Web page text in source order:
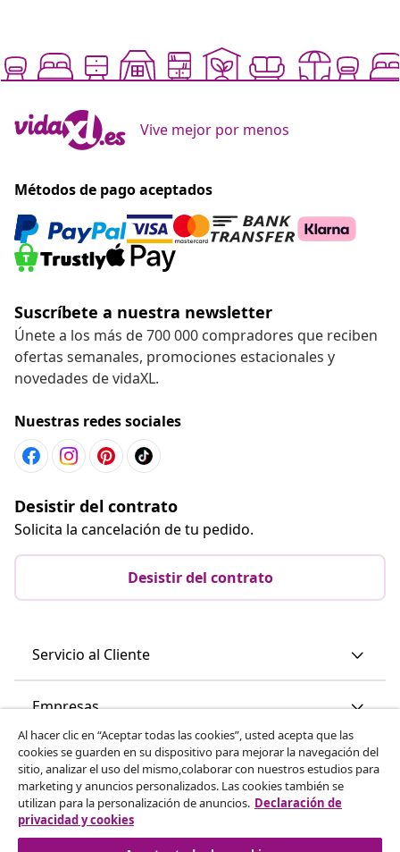
Vive mejor por menos
Métodos de pago aceptados
Suscríbete a nuestra newsletter
Únete a los más de 700 000 compradores que reciben
ofertas semanales, promociones estacionales y
novedades de vidaXL.
Nuestras redes sociales
Desistir del contrato
Solicita la cancelación de tu pedido.
Desistir del contrato
Servicio al Cliente
Empresas
vidaXL
Descubre mas
Al hacer clic en “Aceptar todas las cookies”, usted acepta que las
cookies se guarden en su dispositivo para mejorar la navegación del
sitio, analizar el uso del mismo,colaborar con nuestros estudios para
marketing y anuncios personalizados. Las cookies también se
utilizan para la personalización de anuncios. Declaración de
privacidad y cookies